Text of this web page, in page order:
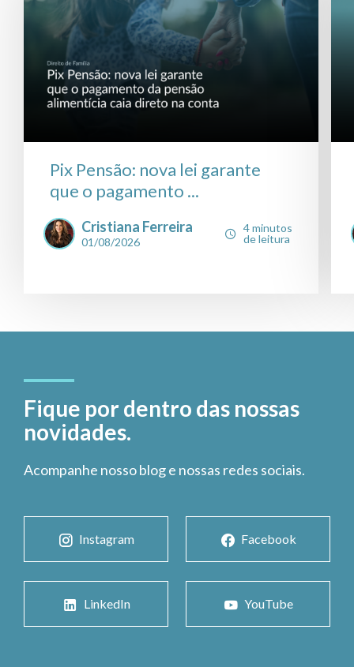
Pix Pensão: nova lei garante
que o pagamento ...
Cristiana Ferreira
01/08/2026
4 minutos
de leitura
Fique por dentro das nossas
novidades.
Acompanhe nosso blog e nossas redes sociais.
Instagram Facebook
LinkedIn YouTube